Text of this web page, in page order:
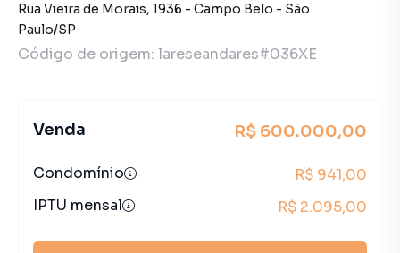
Rua Vieira de Morais, 1936 - Campo Belo - São
Paulo/SP
Código de origem: lareseandares#036XE
Venda R$ 600.000,00
Condomínio
R$ 941,00
IPTU mensal
R$ 2.095,00